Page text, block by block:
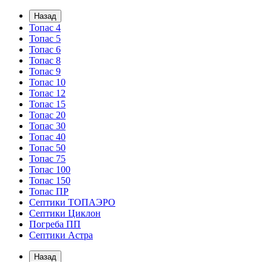
Назад
Топас 4
Топас 5
Топас 6
Топас 8
Топас 9
Топас 10
Топас 12
Топас 15
Топас 20
Топас 30
Топас 40
Топас 50
Топас 75
Топас 100
Топас 150
Топас ПР
Септики ТОПАЭРО
Септики Циклон
Погреба ПП
Септики Астра
Назад